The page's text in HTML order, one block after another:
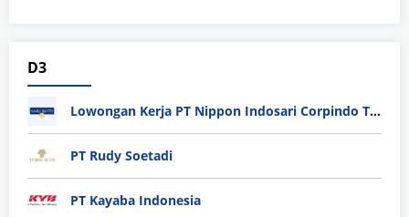
D3
Lowongan Kerja PT Nippon Indosari Corpindo Tbk. Bulan Agustus 2026
PT Rudy Soetadi
PT Kayaba Indonesia